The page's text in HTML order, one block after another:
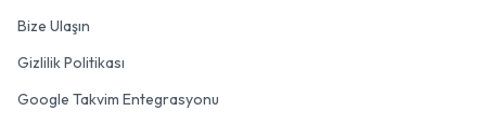
Bize Ulaşın
Gizlilik Politikası
Google Takvim Entegrasyonu